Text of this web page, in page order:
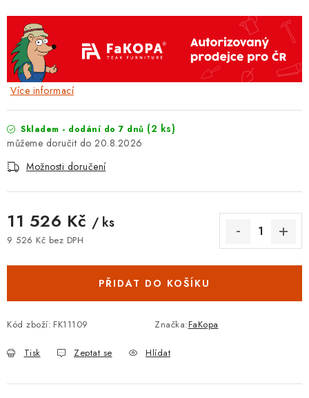
Více informací
Skladem - dodání do 7 dnů (2 ks)
20.8.2026
Možnosti doručení
11 526 Kč / ks
9 526 Kč bez DPH
PŘIDAT DO KOŠÍKU
Kód zboží: FK11109 Značka:FaKopa
Tisk Zeptat se Hlídat